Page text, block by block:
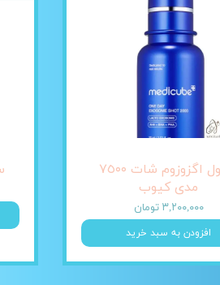
آمپول اگزوزوم شات ٧٥٠٠
مدی کیوب
۳,۲۰۰,۰۰۰ تومان
افزودن به سبد خرید